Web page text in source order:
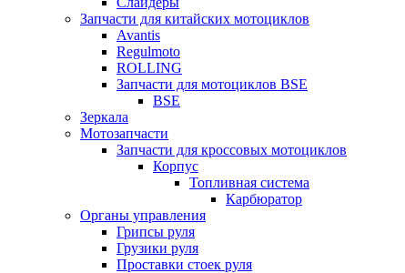
Запчасти для китайских мотоциклов
Avantis
Regulmoto
ROLLING
Запчасти для мотоциклов BSE
BSE
Зеркала
Мотозапчасти
Запчасти для кроссовых мотоциклов
Корпус
Топливная система
Карбюратор
Органы управления
Грипсы руля
Грузики руля
Проставки стоек руля